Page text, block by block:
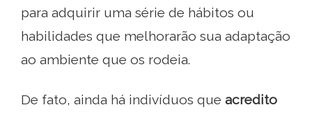
para adquirir uma série de hábitos ou
habilidades que melhorarão sua adaptação
ao ambiente que os rodeia.
De fato, ainda há indivíduos que acredito